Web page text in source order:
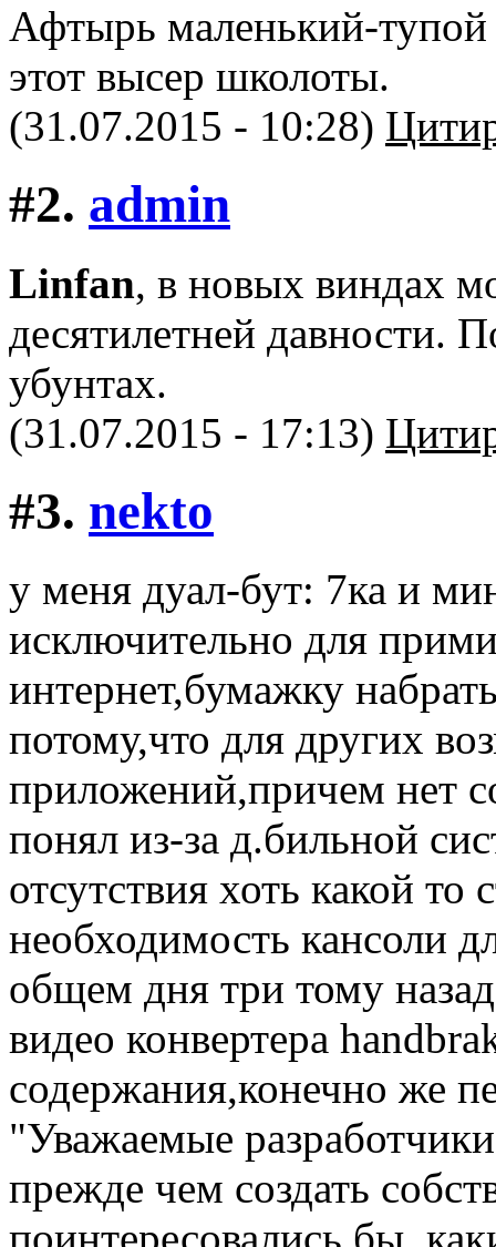
Афтырь маленький-
этот высер школоты.
(31.07.2015 - 10:28)
#2. admin
Linfan, в новых виндах
десятилетней давности.
убунтах.
(31.07.2015 - 17:13)
#3. nekto
у меня дуал-бут: 7ка и
исключительно для
интернет,бумажку
потому,что для других
приложений,причем нет
понял из-за д.бильной
отсутствия хоть какой то
необходимость кансоли
общем дня три тому
видео конвертера
содержания,конечно же
"Уважаемые
прежде чем создать